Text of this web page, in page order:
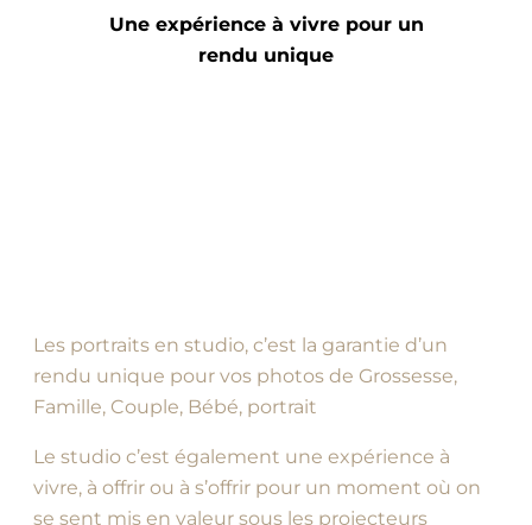
Une expérience à vivre pour un
rendu unique
Les portraits en studio, c’est la garantie d’un
rendu unique pour vos photos de Grossesse,
Famille, Couple, Bébé, portrait
Le studio c’est également une expérience à
vivre, à offrir ou à s’offrir pour un moment où on
se sent mis en valeur sous les projecteurs